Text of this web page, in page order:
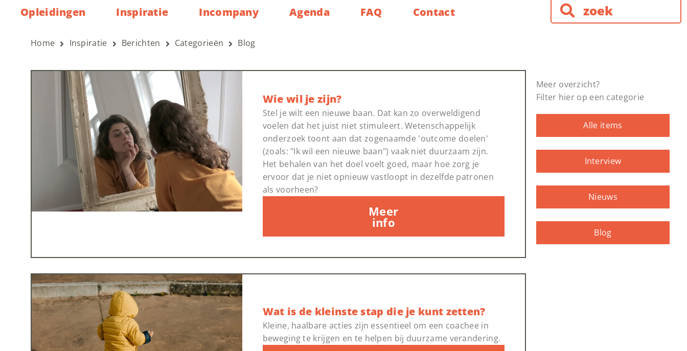
Opleidingen Inspiratie Incompany Agenda FAQ Contact
Home Inspiratie Berichten Categorieën Blog
Wie wil je zijn?
Stel je wilt een nieuwe baan. Dat kan zo overweldigend
voelen dat het juist niet stimuleert. Wetenschappelijk
onderzoek toont aan dat zogenaamde 'outcome doelen'
(zoals: "Ik wil een nieuwe baan") vaak niet duurzaam zijn.
Het behalen van het doel voelt goed, maar hoe zorg je
ervoor dat je niet opnieuw vastloopt in dezelfde patronen
als voorheen?
Meer
info
Wat is de kleinste stap die je kunt zetten?
Kleine, haalbare acties zijn essentieel om een coachee in
beweging te krijgen en te helpen bij duurzame verandering.
Meer overzicht?
Filter hier op een categorie
Alle items
Interview
Nieuws
Blog